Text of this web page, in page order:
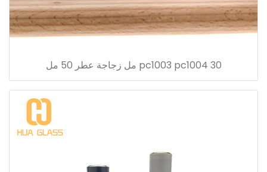
pc1003 pc1004 30 مل زجاجة عطر 50 مل